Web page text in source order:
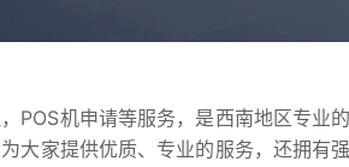
POS机申请等服务，是西南地区专业
大家提供优质、专业的服务，还拥有